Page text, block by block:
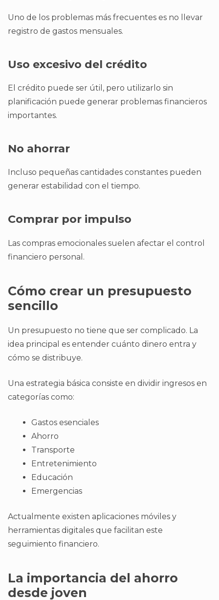
Uno de los problemas más frecuentes es no llevar
registro de gastos mensuales.
Uso excesivo del crédito
El crédito puede ser útil, pero utilizarlo sin
planificación puede generar problemas financieros
importantes.
No ahorrar
Incluso pequeñas cantidades constantes pueden
generar estabilidad con el tiempo.
Comprar por impulso
Las compras emocionales suelen afectar el control
financiero personal.
Cómo crear un presupuesto
sencillo
Un presupuesto no tiene que ser complicado. La
idea principal es entender cuánto dinero entra y
cómo se distribuye.
Una estrategia básica consiste en dividir ingresos en
categorías como:
Gastos esenciales
Ahorro
Transporte
Entretenimiento
Educación
Emergencias
Actualmente existen aplicaciones móviles y
herramientas digitales que facilitan este
seguimiento financiero.
La importancia del ahorro
desde joven